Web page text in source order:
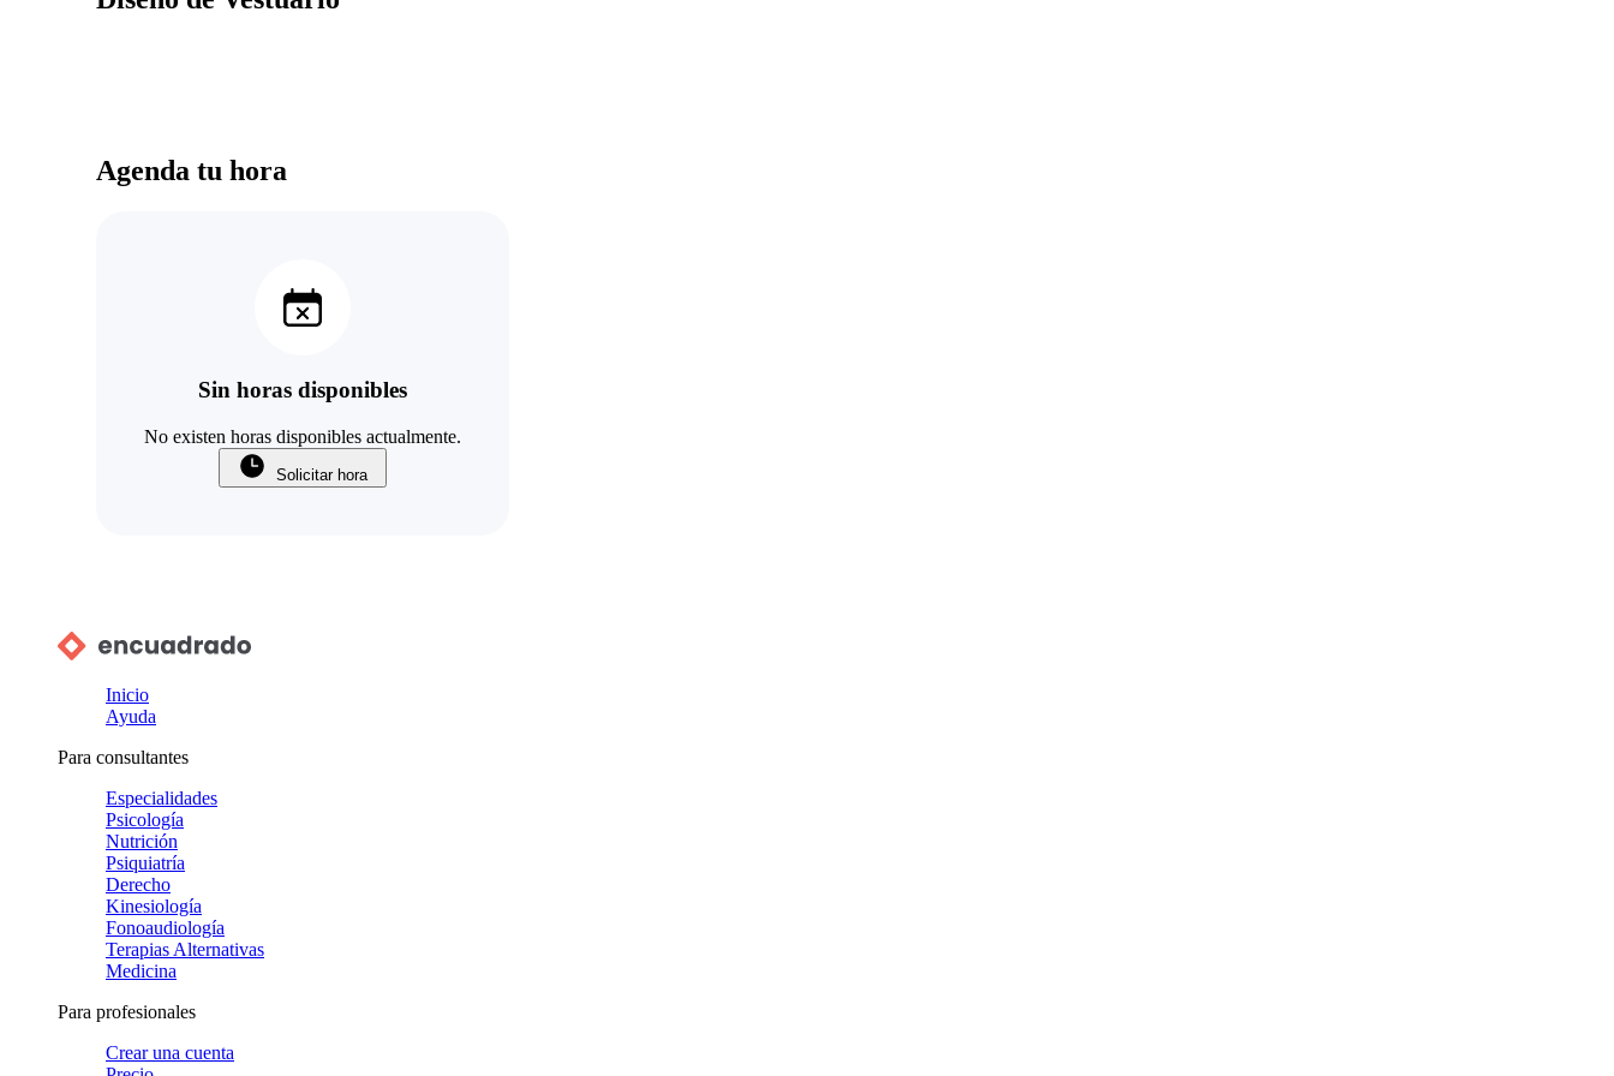
Agenda tu hora
Sin horas disponibles
No existen horas disponibles actualmente.
Solicitar hora
Inicio
Ayuda
Para consultantes
Especialidades
Psicología
Nutrición
Psiquiatría
Derecho
Kinesiología
Fonoaudiología
Terapias Alternativas
Medicina
Para profesionales
Crear una cuenta